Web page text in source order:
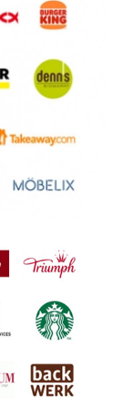
Filiale
(20 Wst.)
m/d) 6401